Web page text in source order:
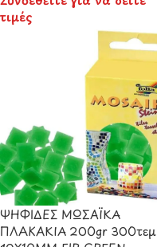
τιμές
ΨΗΦΙΔΕΣ ΜΩΣΑΪΚΑ
ΠΛΑΚΑΚΙΑ 200gr 300τεμ